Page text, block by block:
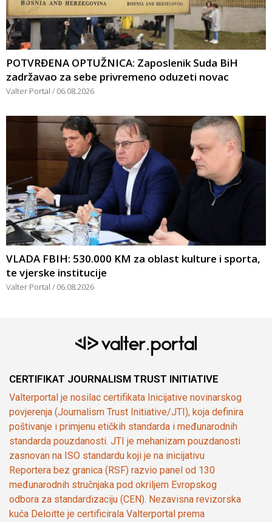
POTVRĐENA OPTUŽNICA: Zaposlenik Suda BiH
zadržavao za sebe privremeno oduzeti novac
Valter Portal 06.08.2026
VLADA FBIH: 530.000 KM za oblast kulture i sporta,
te vjerske institucije
Valter Portal 06.08.2026
CERTIFIKAT JOURNALISM TRUST INITIATIVE
Valterportal je nosilac certifikata Inicijative novinarskog
povjerenja (Journalism Trust Initiative/JTI), koja definira
poštivanje i primjenu etičkih standarda i međunarodnih
standarda pouzdanosti. JTI je mehanizam pouzdanosti
zasnovan na ISO standardu koji je na inicijativu
Reportera bez granica (RSF) razvio panel od 130
međunarodnih stručnjaka pod okriljem Evropskog
odbora za standardizaciju (CEN). Nezavisna revizorska
kuća Deloitte je certificirala Valterportal prema